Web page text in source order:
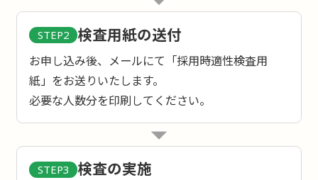
STEP2 検査用紙の送付
お申し込み後、メールにて「採用時適性検査用
紙」をお送りいたします。
必要な人数分を印刷してください。
STEP3 検査の実施